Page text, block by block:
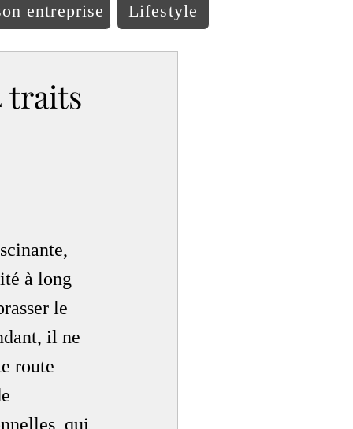
entreprise Lifestyle
traits
à long
le
il ne
route
qui